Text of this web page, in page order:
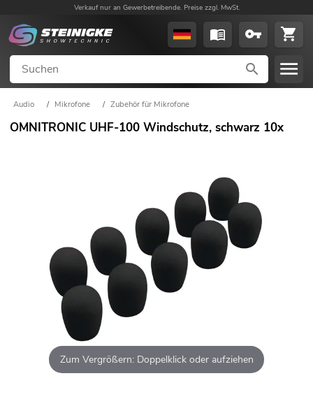
Verkauf nur an Gewerbetreibende. Preise zzgl. MwSt.
Audio / Mikrofone / Zubehör für Mikrofone
OMNITRONIC UHF-100 Windschutz, schwarz 10x
Zum Vergrößern: Doppelklick oder aufziehen